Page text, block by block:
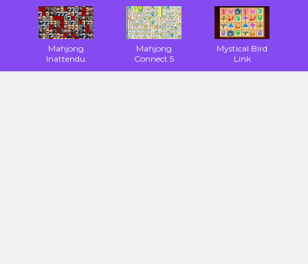
Mahjong
Inattendu
Mahjong
Connect 5
Mystical Bird
Link